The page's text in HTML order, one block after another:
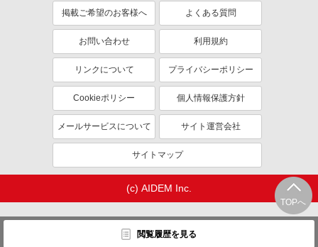
TOPへ
閲覧履歴を見る
掲載ご希望のお客様へ よくある質問
お問い合わせ 利用規約
リンクについて プライバシーポリシー
Cookieポリシー 個人情報保護方針
メールサービスについて サイト運営会社
サイトマップ
(c) AIDEM Inc.